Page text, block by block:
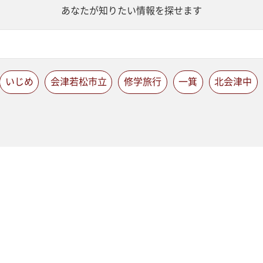
あなたが知りたい情報を探せます
いじめ 会津若松市立 修学旅行 一箕 北会津中